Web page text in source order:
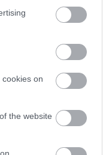
on
the website
akár
hogy